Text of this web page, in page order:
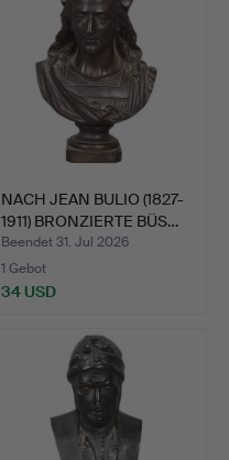
NACH JEAN BULIO (1827-
1911) BRONZIERTE BÜS…
Beendet 31. Jul 2026
1 Gebot
34 USD